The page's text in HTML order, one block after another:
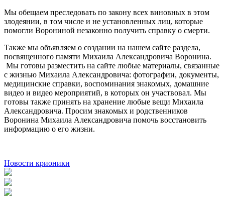
Мы обещаем преследовать по закону всех виновных в этом
злодеянии, в том числе и не установленных лиц, которые
помогли Ворониной незаконно получить справку о смерти.
Также мы объявляем о создании на нашем сайте раздела,
посвященного памяти Михаила Александровича Воронина.
Мы готовы разместить на сайте любые материалы, связанные
с жизнью Михаила Александровича: фотографии, документы,
медицинские справки, воспоминания знакомых, домашние
видео и видео мероприятий, в которых он участвовал. Мы
готовы также принять на хранение любые вещи Михаила
Александровича. Просим знакомых и родственников
Воронина Михаила Александровича помочь восстановить
информацию о его жизни.
Новости крионики